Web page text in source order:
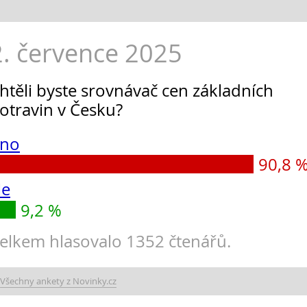
července 2025
byste srovnávač cen základních
v Česku?
90,8
9,2 %
hlasovalo 1352 čtenářů.
Všechny ankety z Novinky.cz